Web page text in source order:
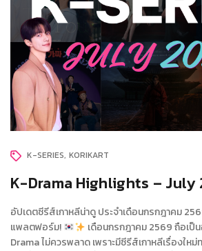
K-SERIES KORIKART
K-Drama Highlights – July
อัปเดตซีรีส์เกาหลีน่าดู ประจำเดือนกรกฎาคม
แพลตฟอร์ม!
เดือนกรกฎาคม 2569 ถือเป็
Drama ไม่ควรพลาด เพราะมีซีรีส์เกาหลีเรื่องใ